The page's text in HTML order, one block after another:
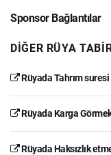
Sponsor Bağlantılar
DIĞER RÜYA
Rüyada Tahrım
Rüyada Karga
Rüyada Haksızlık